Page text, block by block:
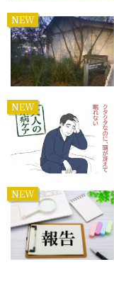
NEW
NEW
NEW